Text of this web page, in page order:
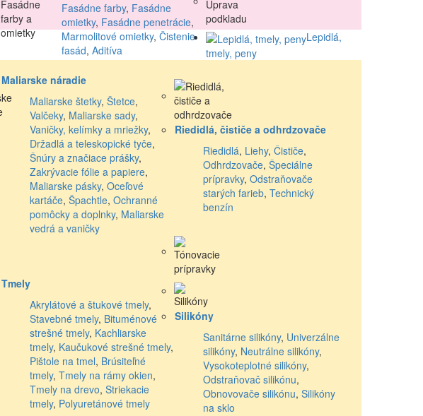
Fasádne farby, Fasádne
omietky, Fasádne penetrácie,
Marmolitové omietky, Čistenie
fasád, Aditíva
Maliarske náradie
Maliarske štetky, Štetce,
Valčeky, Maliarske sady,
Vaničky, kelímky a mriežky,
Držadlá a teleskopické tyče,
Šnúry a značiace prášky,
Zakrývacie fólie a papiere,
Maliarske pásky, Oceľové
kartáče, Špachtle, Ochranné
pomôcky a doplnky, Maliarske
vedrá a vaničky
Riedidlá, čističe a odhrdzovače
Riedidlá, Liehy, Čističe,
Odhrdzovače, Špeciálne
prípravky, Odstraňovače
starých farieb, Technický
benzín
Lepidlá,
tmely, peny
Tmely
Akrylátové a štukové tmely,
Stavebné tmely, Bituménové
strešné tmely, Kachliarske
tmely, Kaučukové strešné tmely,
Pištole na tmel, Brúsiteľné
tmely, Tmely na rámy okien,
Tmely na drevo, Striekacie
tmely, Polyuretánové tmely
Silikóny
Sanitárne silikóny, Univerzálne
silikóny, Neutrálne silikóny,
Vysokoteplotné silikóny,
Odstraňovač silikónu,
Obnovovače silikónu, Silikóny
na sklo